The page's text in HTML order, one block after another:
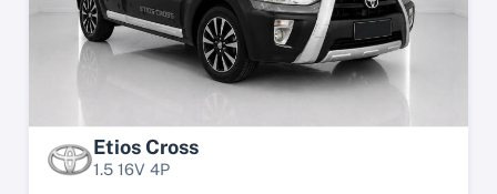
Etios Cross
1.5 16V 4P